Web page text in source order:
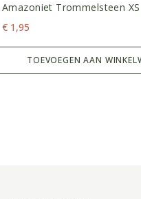
Amazoniet Trommelsteen XS
€ 1,95
TOEVOEGEN AAN